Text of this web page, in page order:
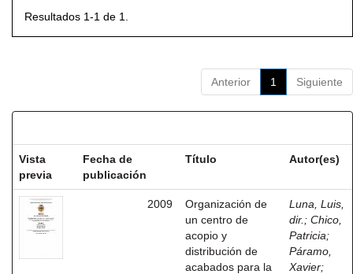
Resultados 1-1 de 1.
Anterior 1 Siguiente
Vista
previa
Fecha de
publicación
Título Autor(es)
2009
Organización de
un centro de
acopio y
distribución de
acabados para la
Luna, Luis,
dir. ; Chico,
Patricia;
Páramo,
Xavier;